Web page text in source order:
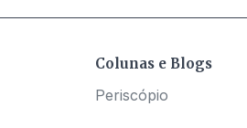
Colunas e Blogs
Periscópio